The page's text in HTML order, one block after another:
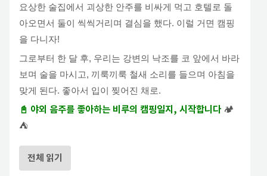
요상한 술집에서 괴상한 안주를 비싸게 먹고 호텔로 돌
아오면서 둘이 씩씩거리며 결심을 했다. 이럴 거면 캠핑
을 다니자!
그로부터 한 달 후, 우리는 강변의 낙조를 코 앞에서 바라
보며 술을 마시고, 끼룩끼룩 철새 소리를 들으며 아침을
맞게 된다. 좋아서 입이 찢어진 채로.
📓 야외 음주를 좋아하는 비루의 캠핑일지, 시작합니다 🏕️
⛺️
전체 읽기